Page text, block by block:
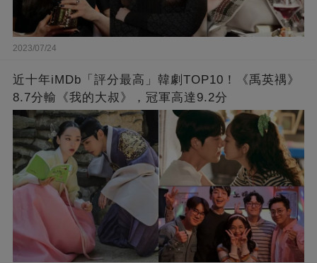
2023/07/24
近十年iMDb「評分最高」韓劇TOP10！《禹英禑》
8.7分輸《我的大叔》，冠軍高達9.2分